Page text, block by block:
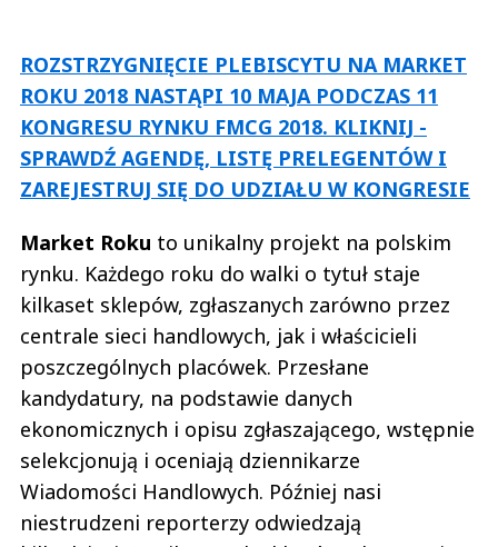
ROZSTRZYGNIĘCIE PLEBISCYTU NA MARKET
ROKU 2018 NASTĄPI 10 MAJA PODCZAS 11
KONGRESU RYNKU FMCG 2018. KLIKNIJ -
SPRAWDŹ AGENDĘ, LISTĘ PRELEGENTÓW I
ZAREJESTRUJ SIĘ DO UDZIAŁU W KONGRESIE
Market Roku to unikalny projekt na polskim
rynku. Każdego roku do walki o tytuł staje
kilkaset sklepów, zgłaszanych zarówno przez
centrale sieci handlowych, jak i właścicieli
poszczególnych placówek. Przesłane
kandydatury, na podstawie danych
ekonomicznych i opisu zgłaszającego, wstępnie
selekcjonują i oceniają dziennikarze
Wiadomości Handlowych. Później nasi
niestrudzeni reporterzy odwiedzają